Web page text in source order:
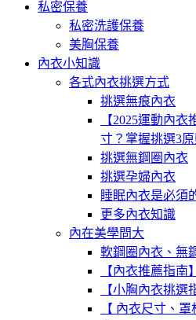
私密保養
私密洗護保養
美胸保養
內衣小知識
各式內衣挑選方式
挑選無痕內衣
【2025運動內
寸？掌握挑選3原
挑選無鋼圈內衣
挑選孕婦內衣
睡眠內衣是必須
更多內衣知識
內在美學問大
軟鋼圈內衣、無
【內衣推薦指南
【小胸內衣挑選
【 內衣尺寸、